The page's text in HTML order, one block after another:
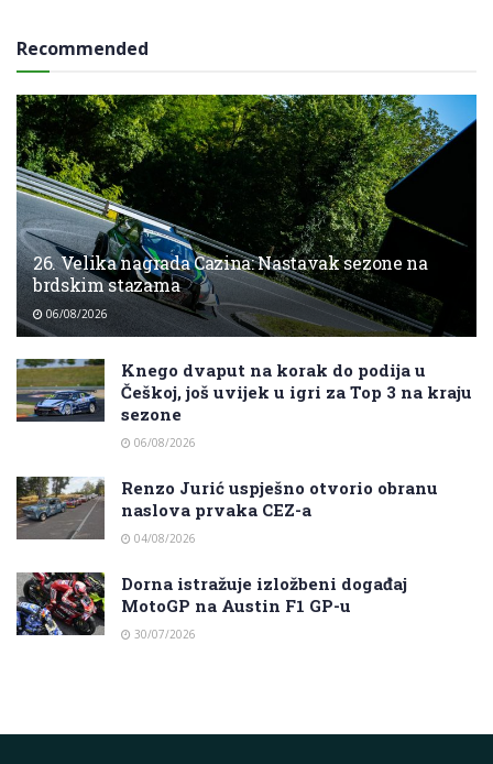
Recommended
26. Velika nagrada Cazina: Nastavak sezone na
brdskim stazama
06/08/2026
Knego dvaput na korak do podija u
Češkoj, još uvijek u igri za Top 3 na kraju
sezone
06/08/2026
Renzo Jurić uspješno otvorio obranu
naslova prvaka CEZ-a
04/08/2026
Dorna istražuje izložbeni događaj
MotoGP na Austin F1 GP-u
30/07/2026